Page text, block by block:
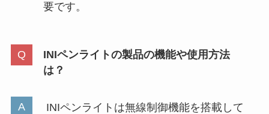
要です。
INIペンライトの製品の機能や使用方法
は？
INIペンライトは無線制御機能を搭載して